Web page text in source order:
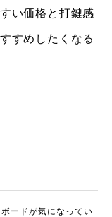
い価格と打鍵感
すめしたくなる
ードが気になってい